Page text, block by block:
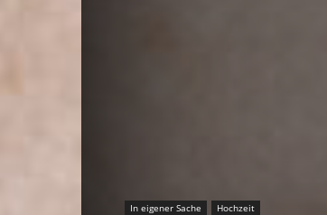
In eigener Sache Hochzeit